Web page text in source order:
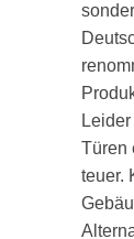
Türen
teuer.